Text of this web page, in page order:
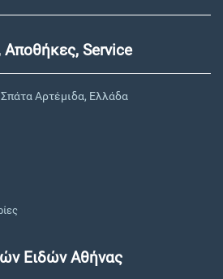
Αποθήκες, Service
Αρτέμιδα, Ελλάδα
Ειδών Αθήνας